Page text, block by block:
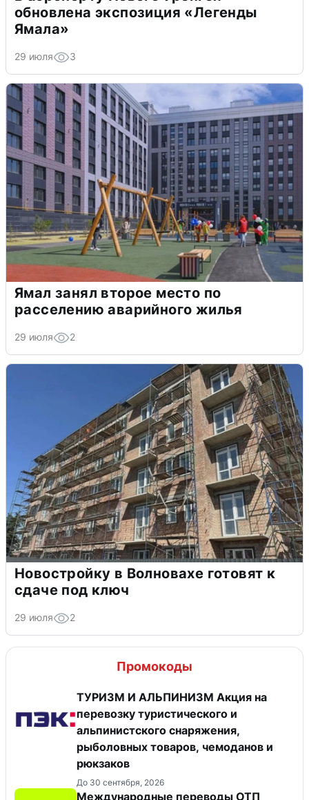
обновлена экспозиция «Легенды
Ямала»
29 июля 3
Ямал занял второе место по
расселению аварийного жилья
29 июля 2
Новостройку в Волновахе готовят к
сдаче под ключ
29 июля 2
Промокоды
ТУРИЗМ И АЛЬПИНИЗМ Акция на
перевозку туристического и
альпинистского снаряжения,
рыболовных товаров, чемоданов и
рюкзаков
До 30 сентября, 2026
Международные переводы ОТП